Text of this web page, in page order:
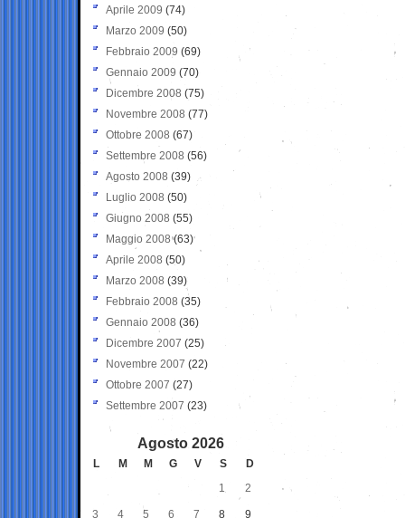
Aprile 2009 (74)
Marzo 2009 (50)
Febbraio 2009 (69)
Gennaio 2009 (70)
Dicembre 2008 (75)
Novembre 2008 (77)
Ottobre 2008 (67)
Settembre 2008 (56)
Agosto 2008 (39)
Luglio 2008 (50)
Giugno 2008 (55)
Maggio 2008(63)
Aprile 2008 (50)
Marzo 2008 (39)
Febbraio 2008 (35)
Gennaio 2008 (36)
Dicembre 2007 (25)
Novembre 2007 (22)
Ottobre 2007 (27)
Settembre 2007 (23)
Agosto 2026
L M M G V S
D
1
2
3 4 5 6 7 8 9